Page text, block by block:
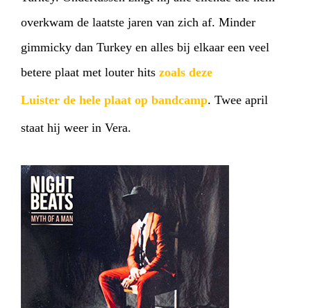
overkwam de laatste jaren van zich af. Minder
gimmicky dan Turkey en alles bij elkaar een veel
betere plaat met louter hits zoals deze
Luister de hele plaat op bandcamp. Twee april
staat hij weer in Vera.